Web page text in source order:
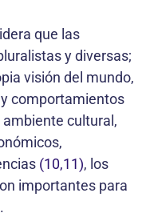
que las
y diversas;
visión del mundo,
comportamientos
cultural,
(10,11), los
importantes para